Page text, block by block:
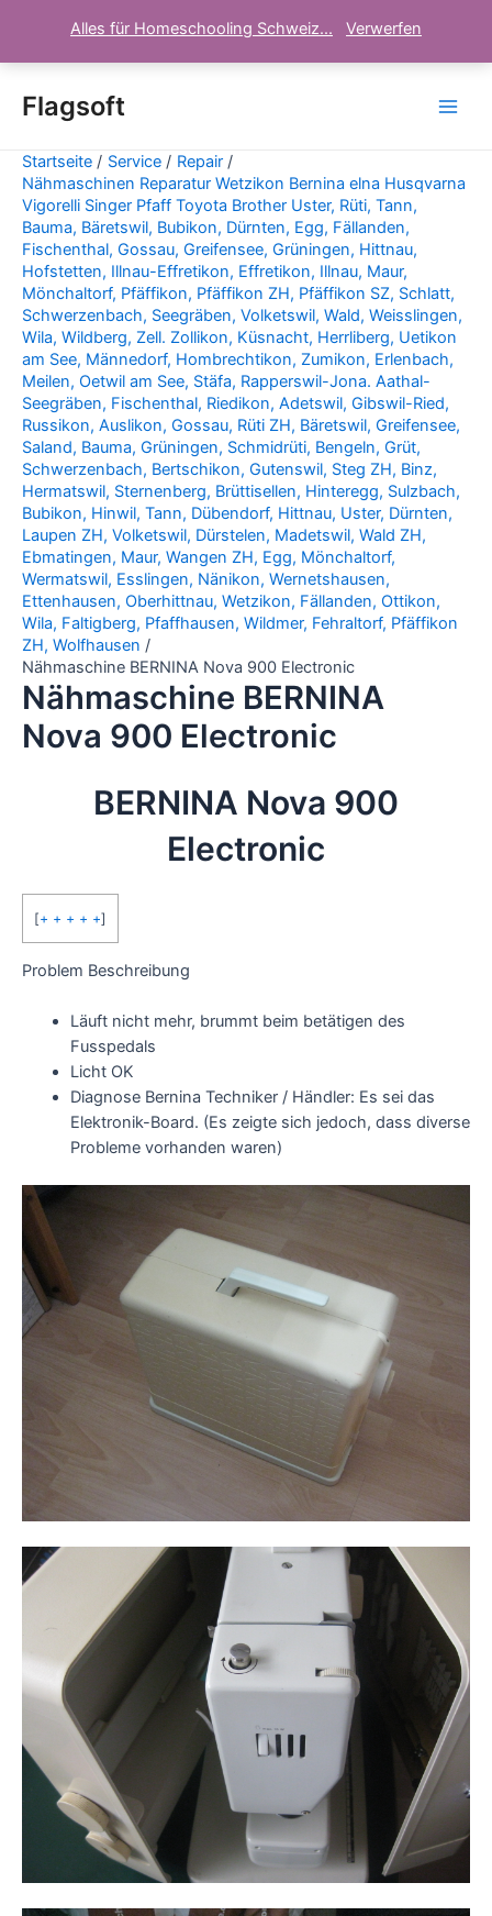
Alles für Homeschooling Schweiz... Verwerfen
Inhalt
springen
Flagsoft
Startseite Service
Repair
Nähmaschinen Reparatur Wetzikon Bernina elna Husqvarna
Vigorelli Singer Pfaff Toyota Brother Uster, Rüti, Tann,
Bauma, Bäretswil, Bubikon, Dürnten, Egg, Fällanden,
Fischenthal, Gossau, Greifensee, Grüningen, Hittnau,
Hofstetten, Illnau-Effretikon, Effretikon, Illnau, Maur,
Mönchaltorf, Pfäffikon, Pfäffikon ZH, Pfäffikon SZ, Schlatt,
Schwerzenbach, Seegräben, Volketswil, Wald, Weisslingen,
Wila, Wildberg, Zell. Zollikon, Küsnacht, Herrliberg, Uetikon
am See, Männedorf, Hombrechtikon, Zumikon, Erlenbach,
Meilen, Oetwil am See, Stäfa, Rapperswil-Jona. Aathal-
Seegräben, Fischenthal, Riedikon, Adetswil, Gibswil-Ried,
Russikon, Auslikon, Gossau, Rüti ZH, Bäretswil, Greifensee,
Saland, Bauma, Grüningen, Schmidrüti, Bengeln, Grüt,
Schwerzenbach, Bertschikon, Gutenswil, Steg ZH, Binz,
Hermatswil, Sternenberg, Brüttisellen, Hinteregg, Sulzbach,
Bubikon, Hinwil, Tann, Dübendorf, Hittnau, Uster, Dürnten,
Laupen ZH, Volketswil, Dürstelen, Madetswil, Wald ZH,
Ebmatingen, Maur, Wangen ZH, Egg, Mönchaltorf,
Wermatswil, Esslingen, Nänikon, Wernetshausen,
Ettenhausen, Oberhittnau, Wetzikon, Fällanden, Ottikon,
Wila, Faltigberg, Pfaffhausen, Wildmer, Fehraltorf, Pfäffikon
ZH, Wolfhausen
Nähmaschine BERNINA Nova 900 Electronic
Nähmaschine BERNINA
Nova 900 Electronic
BERNINA Nova 900
Electronic
[+ + + + +]
Problem Beschreibung
Läuft nicht mehr, brummt beim betätigen des
Fusspedals
Licht OK
Diagnose Bernina Techniker / Händler: Es sei das
Elektronik-Board. (Es zeigte sich jedoch, dass diverse
Probleme vorhanden waren)